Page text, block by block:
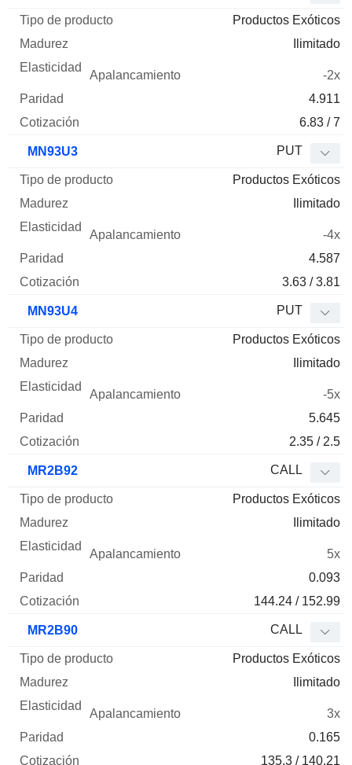
Productos Exóticos
Ilimitado
-2x
4.911
6.83 / 7
MN93U3 PUT
Productos Exóticos
Ilimitado
-4x
4.587
3.63 / 3.81
MN93U4 PUT
Productos Exóticos
Ilimitado
-5x
5.645
2.35 / 2.5
MR2B92 CALL
Productos Exóticos
Ilimitado
5x
0.093
144.24 / 152.99
MR2B90 CALL
Productos Exóticos
Ilimitado
3x
0.165
135.3 / 140.21